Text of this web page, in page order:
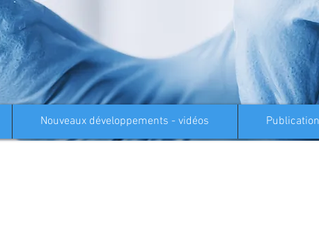
Nouveaux développements - vidéos